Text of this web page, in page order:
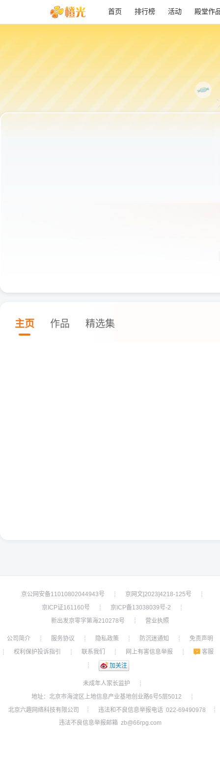
首页 排行榜 活动 殿堂作
主页 作品 精选集
京公网安备11010802044943号 ┊ 京网文[2023]4218-125号
┊
京ICP证161160号
┊ 京ICP备13038039号-2
┊
新出发京零字第海210278号
┊ 营业执照
公司简介 ┊ 服务协议 ┊ 隐私政策 ┊ 防沉迷通知 ┊
免责声明
┊
权利保护投诉指引 ┊ 联系我们 ┊ 网上有害信息举报 ┊
客服
┊
加关注
未成年人家长监护
┊
地址：北京市海淀区上地信息产业基地创业路6号5层5012
┊
北京六趣网络科技有限公司
┊ 违法和不良信息举报电话 022-69490978
┊
违法不良信息举报邮箱 zb@66rpg.com